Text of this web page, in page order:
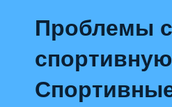
Проблемы